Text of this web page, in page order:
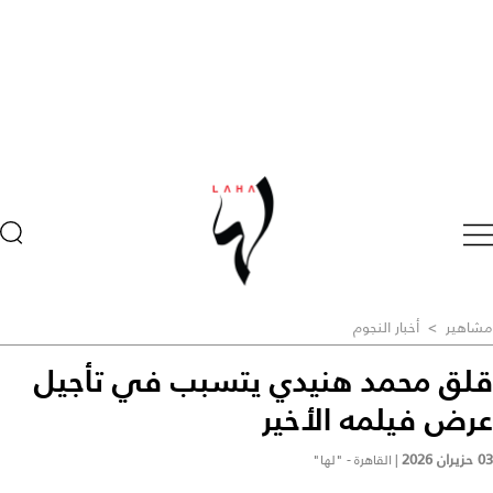
مشاهير > أخبار النجوم
قلق محمد هنيدي يتسبب في تأجيل
عرض فيلمه الأخير
03 حزيران 2026 | القاهرة - "لها"